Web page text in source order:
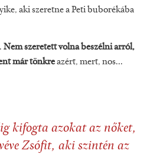
aki szeretne a Peti buborékába
Nem szeretett volna beszélni arról,
már tönkreazért, mert, nos...
kifogta azokat az nőket,
Zsófit, aki szintén az